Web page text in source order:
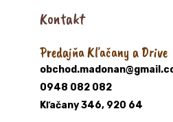
Kontakt
Predajňa Kľačany a Drive
0948 082 082
Kľačany 346, 920 64